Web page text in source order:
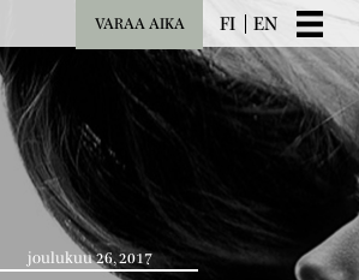
VARAA AIKA FI EN
joulukuu 26, 2017